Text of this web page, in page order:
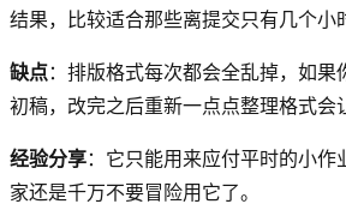
结果，比较适合那些离提交只有几个小
缺点：排版格式每次都会全乱掉，如果
初稿，改完之后重新一点点整理格式会
经验分享：它只能用来应付平时的小作
家还是千万不要冒险用它了。